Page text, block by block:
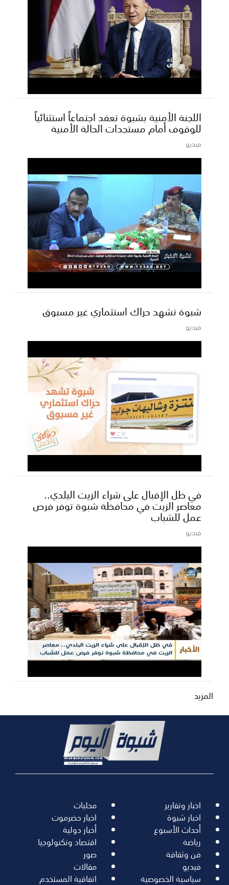
اللجنة الأمنية بشبوة تعقد اجتماعاً استثنائياً
للوقوف أمام مستجدات الحالة الأمنية
فيديو
شبوة تشهد حراك استثماري غير مسبوق
فيديو
في ظل الإقبال على شراء الزيت البلدي..
معاصر الزيت في محافظة شبوة توفر فرص
عمل للشباب
فيديو
المزيد
اخبار وتقارير محليات
اخبار شبوة اخبار حضرموت
أحداث الأسبوع أخبار دولية
رياضة اقتصاد وتكنولوجيا
فن وثقافة صور
فيديو مقالات
سياسية الخصوصية اتفاقية المستخدم